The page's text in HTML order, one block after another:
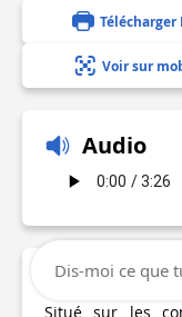
Télécharger
Voir sur
Audio
Situé sur les
Dis-moi ce que